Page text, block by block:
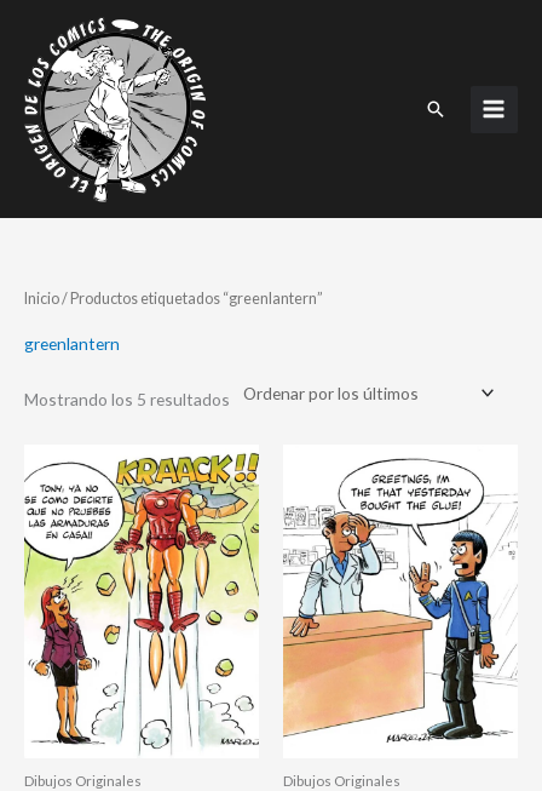
contenido
Buscar
Inicio/ Productos etiquetados “greenlantern”
greenlantern
Mostrando los 5 resultados
Ordenado
por
Dibujos Originales Dibujos Originales